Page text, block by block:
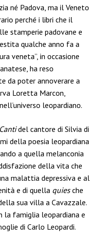
né Padova, ma il Veneto
perché i libri che il
stamperie padovane e
qualche anno fa a
veneta”, in occasione
ha reso
da poter annoverare a
Loretta Marcon,
leopardiano.
Cantidel cantore di Silvia di
della poesia leopardiana
a quella melanconia
della vita che
malattia depressiva e al
e di quellaquiesche
sua villa a Cavazzale.
la famiglia leopardiana e
di Carlo Leopardi.